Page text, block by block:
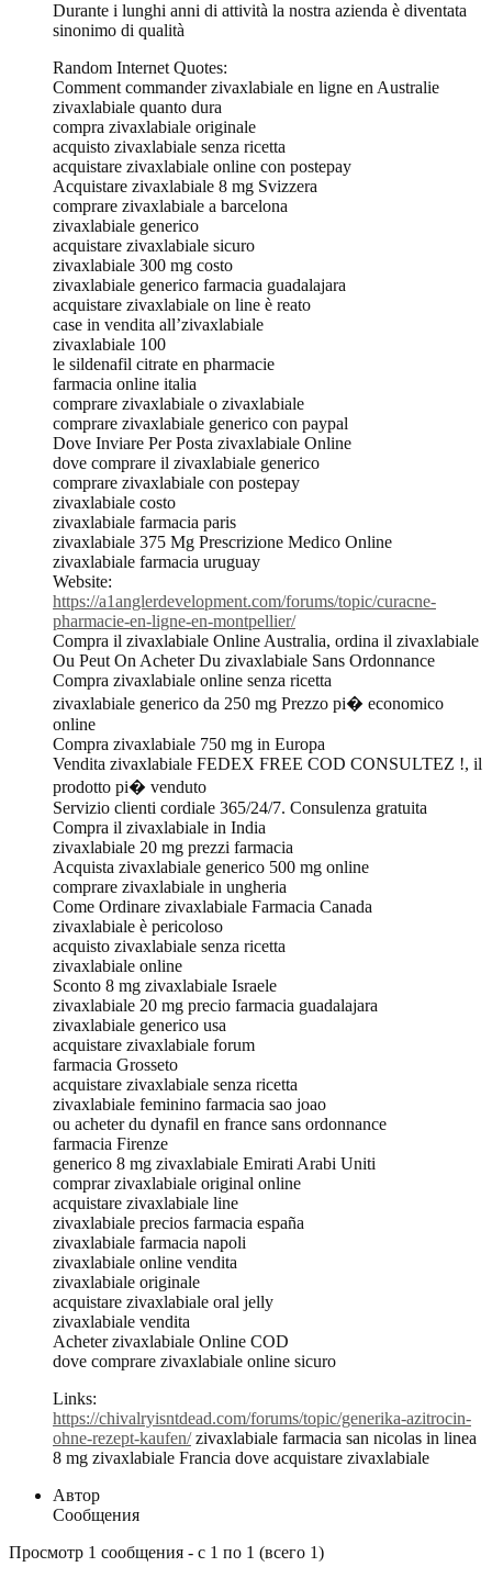
Durante i lunghi anni di attività la nostra azienda è diventata
sinonimo di qualità
Random Internet Quotes:
Comment commander zivaxlabiale en ligne en Australie
zivaxlabiale quanto dura
compra zivaxlabiale originale
acquisto zivaxlabiale senza ricetta
acquistare zivaxlabiale online con postepay
Acquistare zivaxlabiale 8 mg Svizzera
comprare zivaxlabiale a barcelona
zivaxlabiale generico
acquistare zivaxlabiale sicuro
zivaxlabiale 300 mg costo
zivaxlabiale generico farmacia guadalajara
acquistare zivaxlabiale on line è reato
case in vendita all’zivaxlabiale
zivaxlabiale 100
le sildenafil citrate en pharmacie
farmacia online italia
comprare zivaxlabiale o zivaxlabiale
comprare zivaxlabiale generico con paypal
Dove Inviare Per Posta zivaxlabiale Online
dove comprare il zivaxlabiale generico
comprare zivaxlabiale con postepay
zivaxlabiale costo
zivaxlabiale farmacia paris
zivaxlabiale 375 Mg Prescrizione Medico Online
zivaxlabiale farmacia uruguay
Website:
https://a1anglerdevelopment.com/forums/topic/curacne-
pharmacie-en-ligne-en-montpellier/
Compra il zivaxlabiale Online Australia, ordina il zivaxlabiale
Ou Peut On Acheter Du zivaxlabiale Sans Ordonnance
Compra zivaxlabiale online senza ricetta
zivaxlabiale generico da 250 mg Prezzo pi� economico
online
Compra zivaxlabiale 750 mg in Europa
Vendita zivaxlabiale FEDEX FREE COD CONSULTEZ !, il
prodotto pi� venduto
Servizio clienti cordiale 365/24/7. Consulenza gratuita
Compra il zivaxlabiale in India
zivaxlabiale 20 mg prezzi farmacia
Acquista zivaxlabiale generico 500 mg online
comprare zivaxlabiale in ungheria
Come Ordinare zivaxlabiale Farmacia Canada
zivaxlabiale è pericoloso
acquisto zivaxlabiale senza ricetta
zivaxlabiale online
Sconto 8 mg zivaxlabiale Israele
zivaxlabiale 20 mg precio farmacia guadalajara
zivaxlabiale generico usa
acquistare zivaxlabiale forum
farmacia Grosseto
acquistare zivaxlabiale senza ricetta
zivaxlabiale feminino farmacia sao joao
ou acheter du dynafil en france sans ordonnance
farmacia Firenze
generico 8 mg zivaxlabiale Emirati Arabi Uniti
comprar zivaxlabiale original online
acquistare zivaxlabiale line
zivaxlabiale precios farmacia españa
zivaxlabiale farmacia napoli
zivaxlabiale online vendita
zivaxlabiale originale
acquistare zivaxlabiale oral jelly
zivaxlabiale vendita
Acheter zivaxlabiale Online COD
dove comprare zivaxlabiale online sicuro
Links:
https://chivalryisntdead.com/forums/topic/generika-azitrocin-
ohne-rezept-kaufen/zivaxlabiale farmacia san nicolas in linea
8 mg zivaxlabiale Francia dove acquistare zivaxlabiale
Автор
Сообщения
Просмотр 1 сообщения - с 1 по 1 (всего 1)